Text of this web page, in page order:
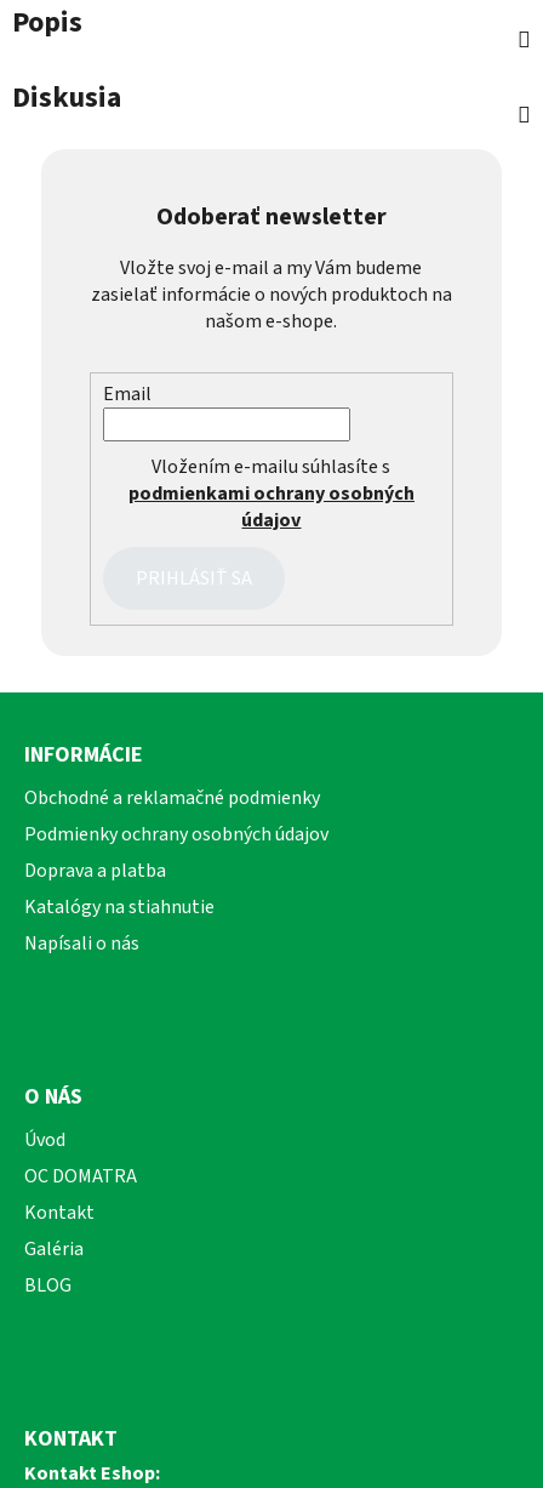
Popis
Diskusia
Odoberať newsletter
Vložte svoj e-mail a my Vám budeme
zasielať informácie o nových produktoch na
našom e-shope.
Email
Vložením e-mailu súhlasíte s
podmienkami ochrany osobných
údajov
PRIHLÁSIŤ SA
Z
INFORMÁCIE
Obchodné a reklamačné podmienky
Podmienky ochrany osobných údajov
Doprava a platba
Katalógy na stiahnutie
Napísali o nás
O NÁS
Úvod
OC DOMATRA
Kontakt
Galéria
BLOG
KONTAKT
Kontakt Eshop: